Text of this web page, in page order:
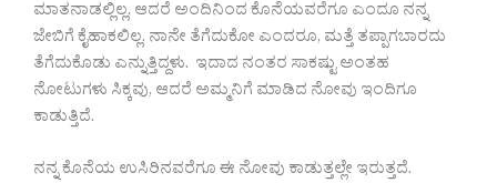
ಮಾತನಾಡಲ್ಲಿಲ್ಲ. ಆದರೆ ಅಂದಿನಿಂದ ಕೊನೆಯವರೆಗೂ ಎಂದೂ ನನ್ನ
ಜೇಬಿಗೆ ಕೈಹಾಕಲಿಲ್ಲ. ನಾನೇ ತೆಗೆದುಕೋ ಎಂದರೂ, ಮತ್ತೆ ತಪ್ಪಾಗಬಾರದು
ತೆಗೆದುಕೊಡು ಎನ್ನುತ್ತಿದ್ದಳು. ಇದಾದ ನಂತರ ಸಾಕಷ್ಟು ಅಂತಹ
ನೋಟುಗಳು ಸಿಕ್ಕವು, ಆದರೆ ಅಮ್ಮನಿಗೆ ಮಾಡಿದ ನೋವು ಇಂದಿಗೂ
ಕಾಡುತ್ತಿದೆ.
ನನ್ನ ಕೊನೆಯ ಉಸಿರಿನವರೆಗೂ ಈ ನೋವು ಕಾಡುತ್ತಲ್ಲೇ ಇರುತ್ತದೆ.